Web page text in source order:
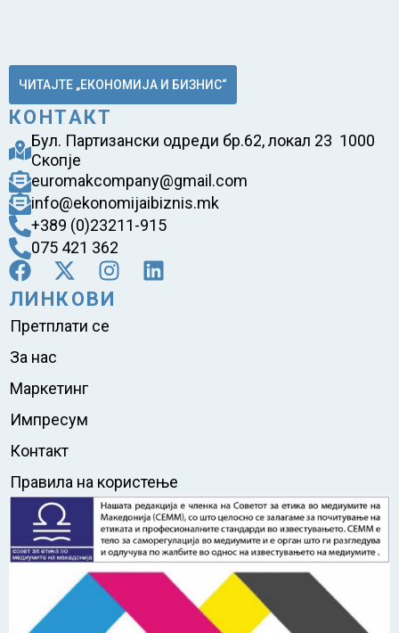
ЧИТАЈТЕ „ЕКОНОМИЈА И БИЗНИС“
КОНТАКТ
Бул. Партизански одреди бр.62, локал 23 1000
Скопје
euromakcompany@gmail.com
info@ekonomijaibiznis.mk
+389 (0)23211-915
075 421 362
ЛИНКОВИ
Претплати се
За нас
Маркетинг
Импресум
Контакт
Правила на користење